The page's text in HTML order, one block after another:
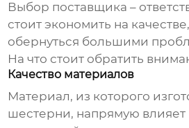
Выбор поставщика –
стоит экономить на
обернуться большими
На что стоит обратить
Качество материалов
Материал, из которого
шестерни, напрямую влияет